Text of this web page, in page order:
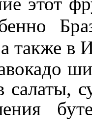
также в
салаты,